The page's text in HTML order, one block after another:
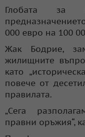
Глобата за
000 евро на 100
Жак Бодрие,
жилищните
като
повече от
правилата.
„Сега
правни оръжия“,